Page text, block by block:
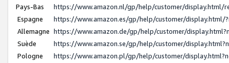
Pays-Bas
https://www.amazon.nl/gp/help/customer/display.html/
Espagne
https://www.amazon.es/gp/help/customer/display.html/
Allemagne https://www.amazon.de/gp/help/customer/
Suède
https://www.amazon.se/gp/help/customer/
Pologne
https://www.amazon.pl/gp/help/customer/